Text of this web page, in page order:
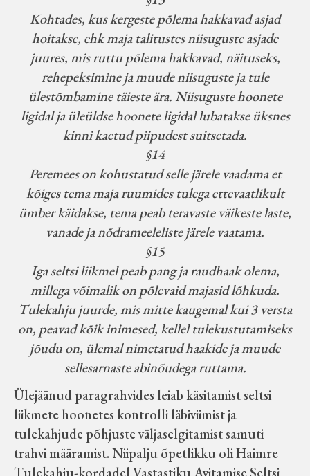
Kohtades, kus kergeste põlema hakkavad asjad
hoitakse, ehk maja talitustes niisuguste asjade
juures, mis ruttu põlema hakkavad, näituseks,
rehepeksimine ja muude niisuguste ja tule
ülestõmbamine täieste ära. Niisuguste hoonete
ligidal ja üleüldse hoonete ligidal lubatakse üksnes
kinni kaetud piipudest suitsetada.
§14
Peremees on kohustatud selle järele vaadama et
kõiges tema maja ruumides tulega ettevaatlikult
ümber käidakse, tema peab teravaste väikeste laste,
vanade ja nõdrameeleliste järele vaatama.
§15
Iga seltsi liikmel peab pang ja raudhaak olema,
millega võimalik on põlevaid majasid lõhkuda.
Tulekahju juurde, mis mitte kaugemal kui 3 versta
on, peavad kõik inimesed, kellel tulekustutamiseks
jõudu on, ülemal nimetatud haakide ja muude
sellesarnaste abinõudega ruttama.
Ülejäänud paragrahvides leiab käsitamist seltsi
liikmete hoonetes kontrolli läbiviimist ja
tulekahjude põhjuste väljaselgitamist samuti
trahvi määramist. Niipalju õpetlikku oli Haimre